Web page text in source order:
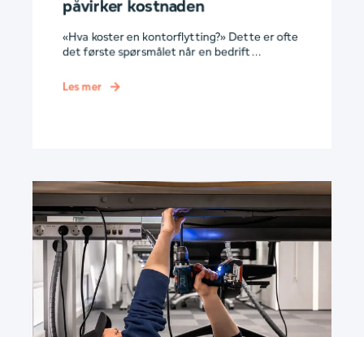
påvirker kostnaden
«Hva koster en kontorflytting?» Dette er ofte
det første spørsmålet når en bedrift ...
Les mer